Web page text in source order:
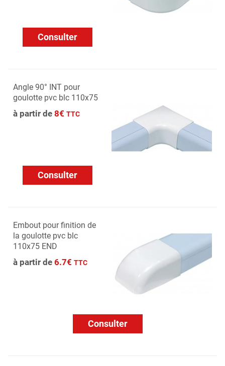
Consulter
Angle 90° INT pour
goulotte pvc blc 110x75
à partir de 8€ TTC
Consulter
Embout pour finition de
la goulotte pvc blc
110x75 END
à partir de 6.7€ TTC
Consulter